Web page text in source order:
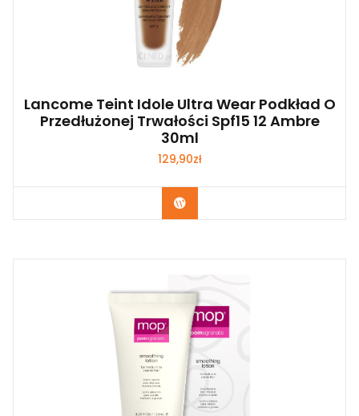
Lancome Teint Idole Ultra Wear Podkład O
Przedłużonej Trwałości Spf15 12 Ambre
30ml
129,90zł
Zobacz